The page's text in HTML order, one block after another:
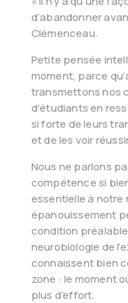
d’abandonner
Clémenceau.
Petite pensée
moment, parce
transmettons nos
d’étudiants en
si forte de leurs
et de les voir
Nous ne parlons
compétence si
essentielle à notre
épanouissement
condition préalable
neurobiologie de
connaissent bien
zone : le moment
plus d’effort.